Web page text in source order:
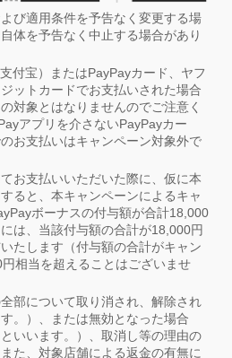
び適用条件を予告なく変更する場
体を予告なく中止する場合があり
付宝）またはPayPayカード、ヤフ
ットカードでお支払いされた場合
対象とはなりませんのでご注意く
アプリを介さないPayPayカー
お支払いはキャンペーン対象外で
お支払いいただいた際に、仮に本
ると、本キャンペーンによるキャ
ボーナスの付与額が合計18,000
は、当該付与額の合計が18,000円
たします（付与額の合計がキャン
相当を超えることはございませ
部について取り消され、解除され
す。）、または無効となった場合
といいます。）、取消し等の理由の
た、対象店舗による返金の有無に